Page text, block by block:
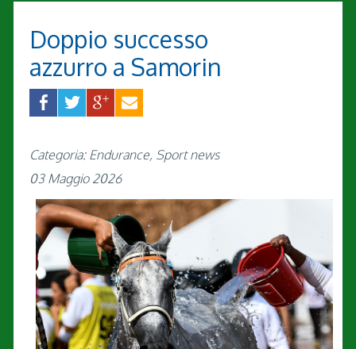
Doppio successo
azzurro a Samorin
Categoria: Endurance, Sport news
03 Maggio 2026